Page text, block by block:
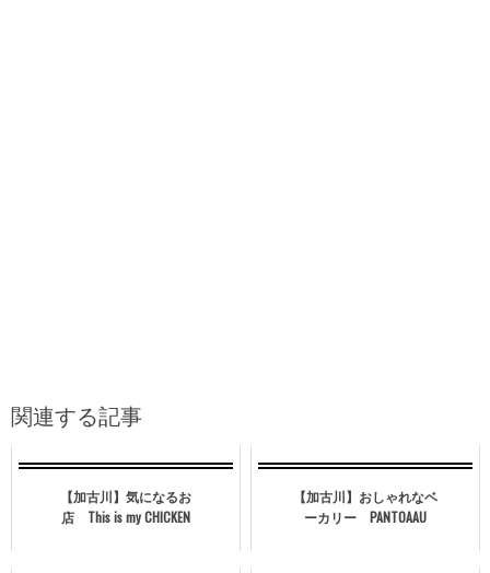
関連する記事
【加古川】気になるお
店 This is my CHICKEN
【加古川】おしゃれなベ
ーカリー PANTOAAU